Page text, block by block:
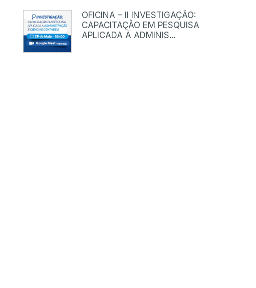
OFICINA – II INVESTIGAÇÃO:
CAPACITAÇÃO EM PESQUISA
APLICADA À ADMINIS...